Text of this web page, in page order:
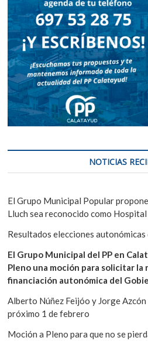
NOTICIAS
El Grupo Municipal Popular
Lluch sea reconocido como
Resultados elecciones autonómicas
El Grupo Municipal del PP en
Pleno una moción para solicitar
financiación autonómica del
Alberto Núñez Feijóo y Jorge
próximo 1 de febrero
Moción a Pleno para que no se